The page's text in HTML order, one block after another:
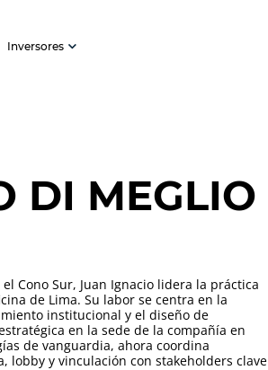
Inversores
DI MEGLIO
Cono Sur, Juan Ignacio lidera la práctica
de Lima. Su labor se centra en la
institucional y el diseño de
en la sede de la compañía en
de vanguardia, ahora coordina
lobby y vinculación con stakeholders clave